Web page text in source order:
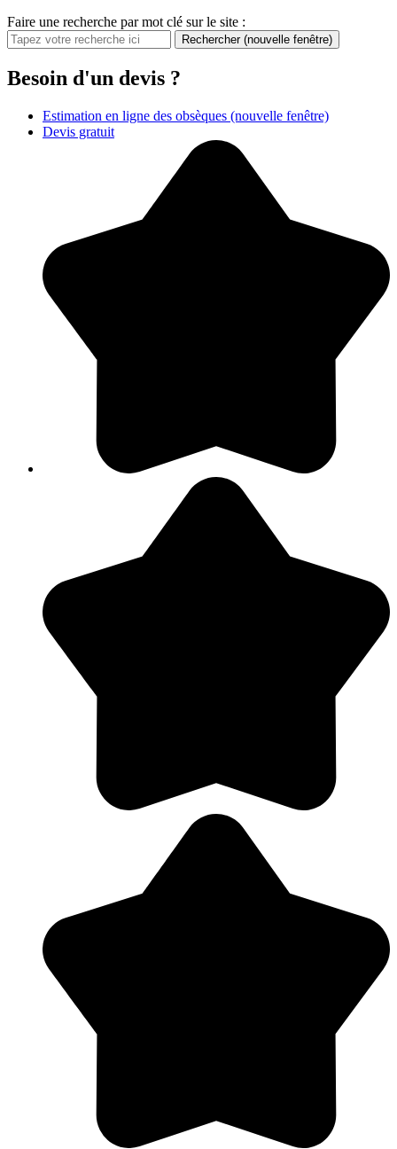
Faire une recherche par mot clé sur le site :
Rechercher (nouvelle fenêtre)
Besoin d'un devis ?
Estimation en ligne des obsèques (nouvelle fenêtre)
Devis gratuit